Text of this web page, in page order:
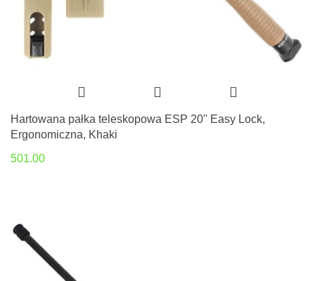
Hartowana pałka teleskopowa ESP 20'' Easy Lock,
Ergonomiczna, Khaki
501.00